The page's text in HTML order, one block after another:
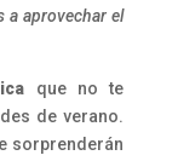
a aprovechar el
que no te
de verano.
sorprenderán